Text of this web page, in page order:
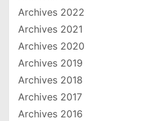
Archives 2022
Archives 2021
Archives 2020
Archives 2019
Archives 2018
Archives 2017
Archives 2016